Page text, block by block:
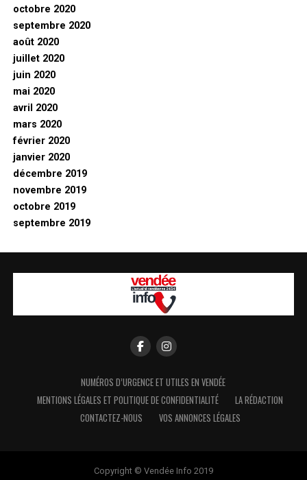
octobre 2020
septembre 2020
août 2020
juillet 2020
juin 2020
mai 2020
avril 2020
mars 2020
février 2020
janvier 2020
décembre 2019
novembre 2019
octobre 2019
septembre 2019
NUMÉROS D’URGENCE ET UTILES EN VENDÉE
MENTIONS LÉGALES ET POLITIQUE DE CONFIDENTIALITÉ
LA RÉDACTION
CONTACTEZ-NOUS
VOS ANNONCES LÉGALES
Copyright © Vendée Info 2019